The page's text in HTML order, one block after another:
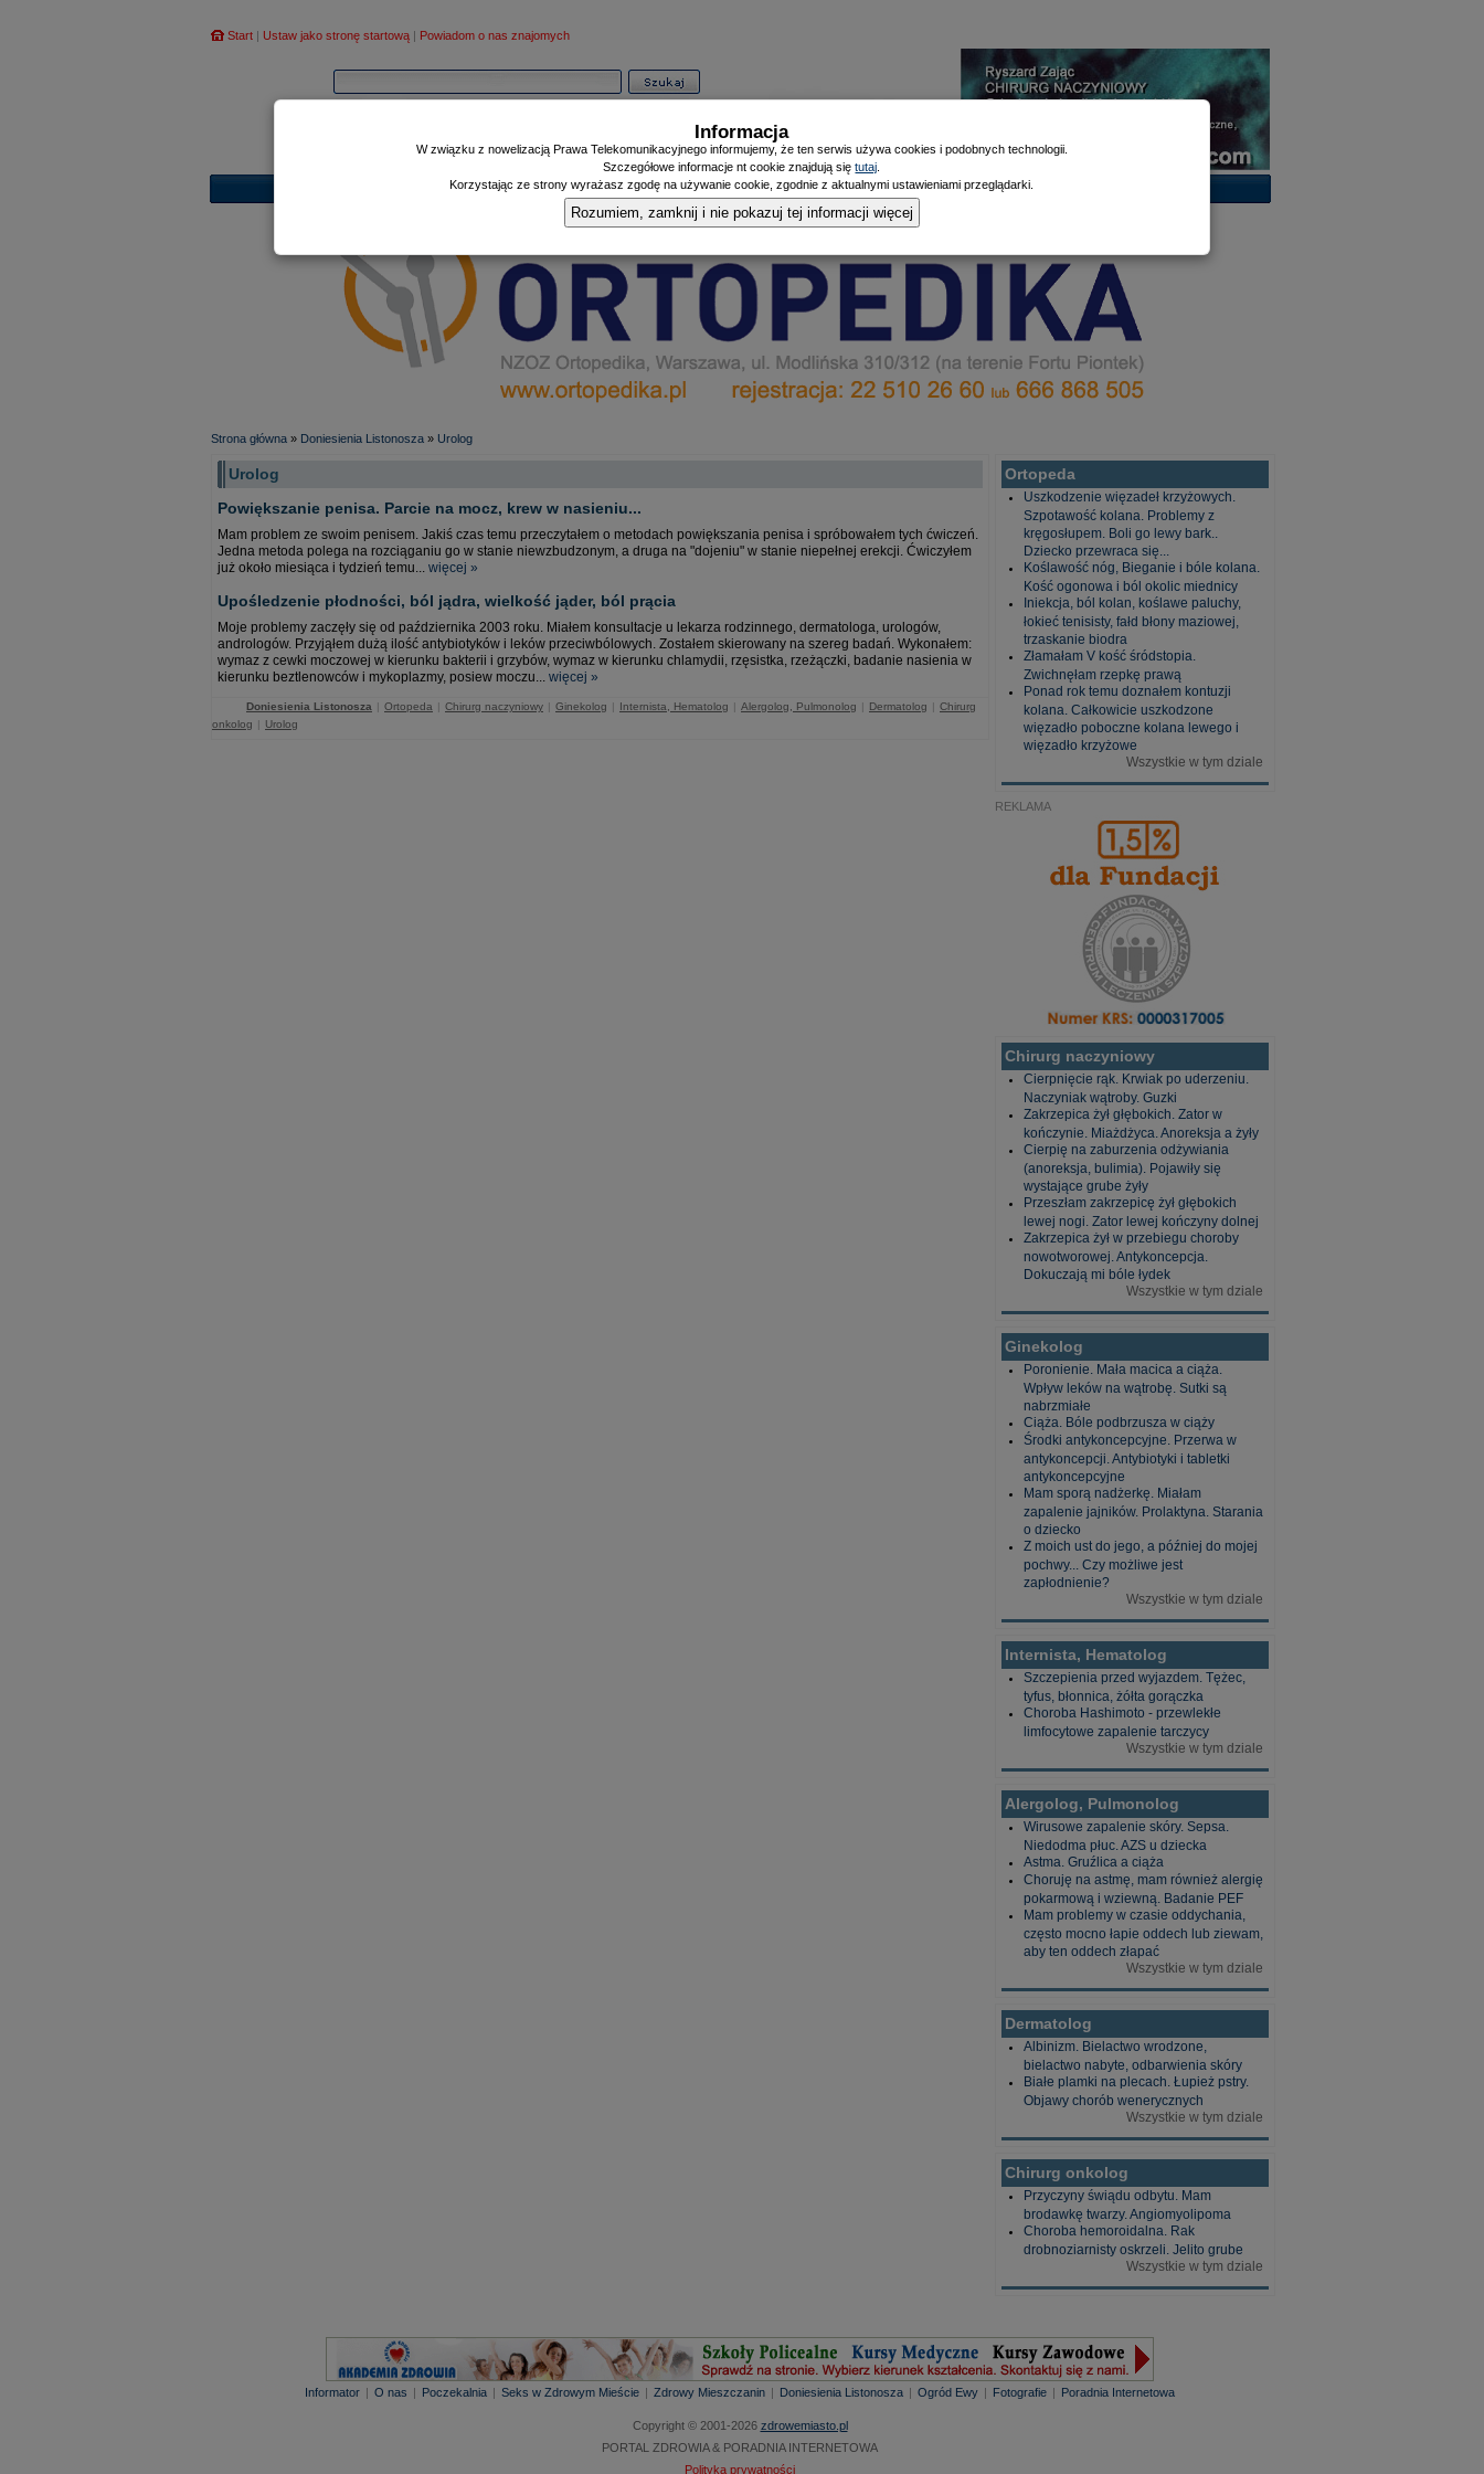
Start | Ustaw jako stronę startową | Powiadom o nas znajomych
Informator|Poczekalnia|Zdrowy Mieszczanin|Doniesienia Listonosza
Strona główna » Doniesienia Listonosza » Urolog
Urolog
Powiększanie penisa. Parcie na mocz, krew w nasieniu...
Mam problem ze swoim penisem. Jakiś czas temu przeczytałem o metodach powiększania penisa i spróbowałem tych ćwiczeń.
Jedna metoda polega na rozciąganiu go w stanie niewzbudzonym, a druga na "dojeniu" w stanie niepełnej erekcji. Ćwiczyłem
już około miesiąca i tydzień temu... więcej »
Upośledzenie płodności, ból jądra, wielkość jąder, ból prącia
Moje problemy zaczęły się od października 2003 roku. Miałem konsultacje u lekarza rodzinnego, dermatologa, urologów,
andrologów. Przyjąłem dużą ilość antybiotyków i leków przeciwbólowych. Zostałem skierowany na szereg badań. Wykonałem:
wymaz z cewki moczowej w kierunku bakterii i grzybów, wymaz w kierunku chlamydii, rzęsistka, rzeżączki, badanie nasienia w
kierunku beztlenowców i mykoplazmy, posiew moczu... więcej »
Doniesienia Listonosza | Ortopeda | Chirurg naczyniowy | Ginekolog | Internista, Hematolog | Alergolog, Pulmonolog | Dermatolog | Chirurg
onkolog | Urolog
Ortopeda
Uszkodzenie więzadeł krzyżowych.
Szpotawość kolana. Problemy z
kręgosłupem. Boli go lewy bark..
Dziecko przewraca się...
Koślawość nóg, Bieganie i bóle kolana.
Kość ogonowa i ból okolic miednicy
Iniekcja, ból kolan, koślawe paluchy,
łokieć tenisisty, fałd błony maziowej,
trzaskanie biodra
Złamałam V kość śródstopia.
Zwichnęłam rzepkę prawą
Ponad rok temu doznałem kontuzji
kolana. Całkowicie uszkodzone
więzadło poboczne kolana lewego i
więzadło krzyżowe
Wszystkie w tym dziale
REKLAMA
Chirurg naczyniowy
Cierpnięcie rąk. Krwiak po uderzeniu.
Naczyniak wątroby. Guzki
Zakrzepica żył głębokich. Zator w
kończynie. Miażdżyca. Anoreksja a żyły
Cierpię na zaburzenia odżywiania
(anoreksja, bulimia). Pojawiły się
wystające grube żyły
Przeszłam zakrzepicę żył głębokich
lewej nogi. Zator lewej kończyny dolnej
Zakrzepica żył w przebiegu choroby
nowotworowej. Antykoncepcja.
Dokuczają mi bóle łydek
Wszystkie w tym dziale
Ginekolog
Poronienie. Mała macica a ciąża.
Wpływ leków na wątrobę. Sutki są
nabrzmiałe
Ciąża. Bóle podbrzusza w ciąży
Środki antykoncepcyjne. Przerwa w
antykoncepcji. Antybiotyki i tabletki
antykoncepcyjne
Mam sporą nadżerkę. Miałam
zapalenie jajników. Prolaktyna. Starania
o dziecko
Z moich ust do jego, a później do mojej
pochwy... Czy możliwe jest
zapłodnienie?
Wszystkie w tym dziale
Internista, Hematolog
Szczepienia przed wyjazdem. Tężec,
tyfus, błonnica, żółta gorączka
Choroba Hashimoto - przewlekłe
limfocytowe zapalenie tarczycy
Wszystkie w tym dziale
Alergolog, Pulmonolog
Wirusowe zapalenie skóry. Sepsa.
Niedodma płuc. AZS u dziecka
Astma. Gruźlica a ciąża
Choruję na astmę, mam również alergię
pokarmową i wziewną. Badanie PEF
Mam problemy w czasie oddychania,
często mocno łapie oddech lub ziewam,
aby ten oddech złapać
Wszystkie w tym dziale
Dermatolog
Albinizm. Bielactwo wrodzone,
bielactwo nabyte, odbarwienia skóry
Białe plamki na plecach. Łupież pstry.
Objawy chorób wenerycznych
Wszystkie w tym dziale
Chirurg onkolog
Przyczyny świądu odbytu. Mam
brodawkę twarzy. Angiomyolipoma
Choroba hemoroidalna. Rak
drobnoziarnisty oskrzeli. Jelito grube
Wszystkie w tym dziale
Informator | O nas | Poczekalnia | Seks w Zdrowym Mieście | Zdrowy Mieszczanin | Doniesienia Listonosza | Ogród Ewy | Fotografie | Poradnia Internetowa
Copyright © 2001-2026 zdrowemiasto.pl
PORTAL ZDROWIA & PORADNIA INTERNETOWA
Polityka prywatności
Informacja
W związku z nowelizacją Prawa Telekomunikacyjnego informujemy, że ten serwis używa cookies i podobnych technologii.
Szczegółowe informacje nt cookie znajdują siętutaj
Korzystając ze strony wyrażasz zgodę na używanie cookie, zgodnie z aktualnymi ustawieniami przeglądarki.
Rozumiem, zamknij i nie pokazuj tej informacji więcej